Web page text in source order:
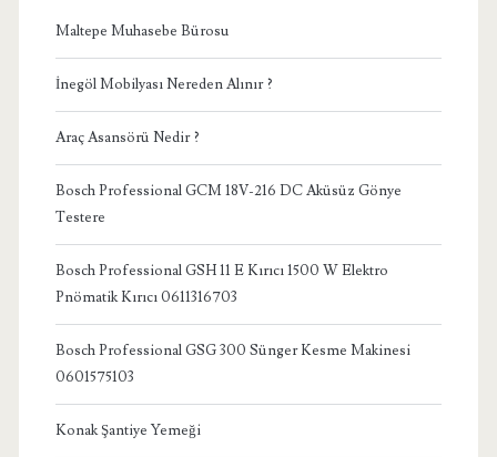
Maltepe Muhasebe Bürosu
İnegöl Mobilyası Nereden Alınır ?
Araç Asansörü Nedir ?
Bosch Professional GCM 18V-216 DC Aküsüz Gönye
Testere
Bosch Professional GSH 11 E Kırıcı 1500 W Elektro
Pnömatik Kırıcı 0611316703
Bosch Professional GSG 300 Sünger Kesme Makinesi
0601575103
Konak Şantiye Yemeği